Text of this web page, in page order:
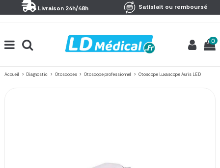
Livraison 24h/48h Satisfait ou remboursé
0
Accueil Diagnostic Otoscopes Otoscope professionnel Otoscope Luxascope Auris LED
Panneau de gestion des cookies